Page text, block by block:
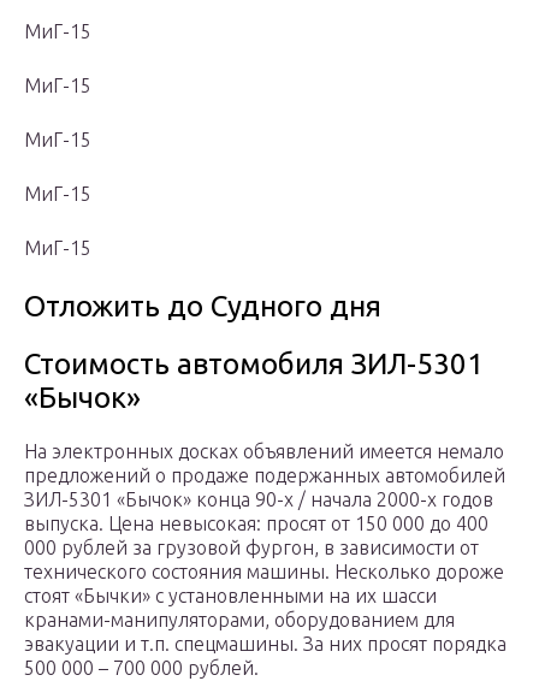
МиГ-15
МиГ-15
МиГ-15
МиГ-15
МиГ-15
Отложить до Судного дня
Стоимость автомобиля ЗИЛ-5301
«Бычок»
На электронных досках объявлений имеется немало
предложений о продаже подержанных автомобилей
ЗИЛ-5301 «Бычок» конца 90-х / начала 2000-х годов
выпуска. Цена невысокая: просят от 150 000 до 400
000 рублей за грузовой фургон, в зависимости от
технического состояния машины. Несколько дороже
стоят «Бычки» с установленными на их шасси
кранами-манипуляторами, оборудованием для
эвакуации и т.п. спецмашины. За них просят порядка
500 000 – 700 000 рублей.